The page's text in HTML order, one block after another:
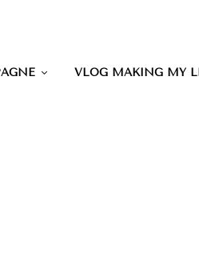
VLOG MAKING MY